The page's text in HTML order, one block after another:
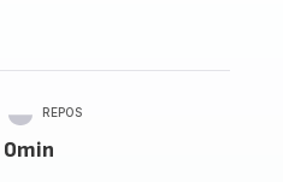
REPOS
0min